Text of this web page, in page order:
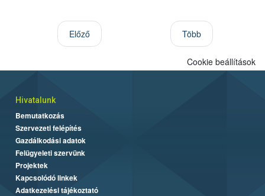
Előző Több
Cookie beállítások
Hivatalunk
Bemutatkozás
Szervezeti felépítés
Gazdálkodási adatok
Felügyeleti szervünk
Projektek
Kapcsolódó linkek
Adatkezelési tájékoztató